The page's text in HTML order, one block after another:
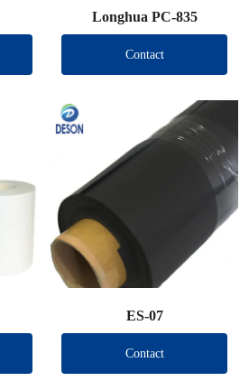
Longhua PC-835
Contact
ES-07
Contact